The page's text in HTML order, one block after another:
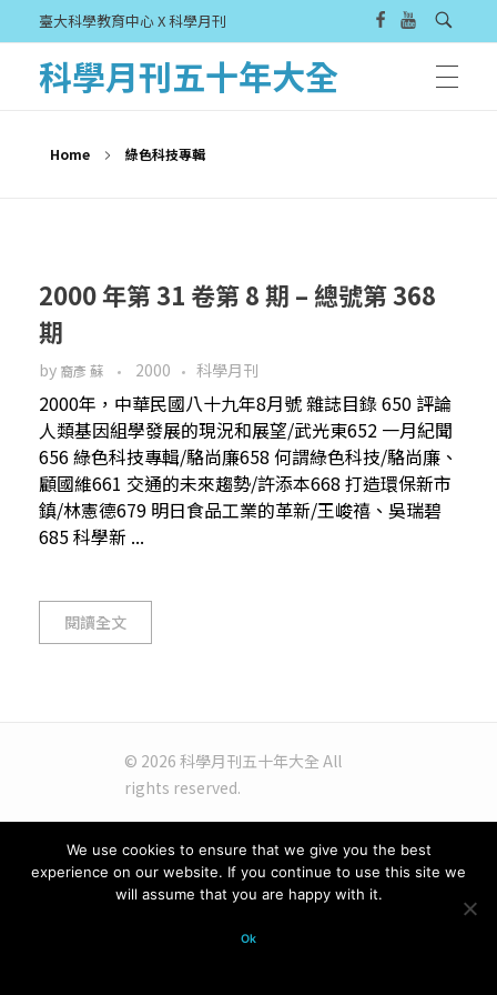
臺大科學教育中心 X 科學月刊
科學月刊五十年大全
Home 綠色科技專輯
2000 年第 31 卷第 8 期 – 總號第 368
期
by 裔彥 蘇 2000 科學月刊
2000年，中華民國八十九年8月號 雜誌目錄 650 評論
人類基因組學發展的現況和展望/武光東652 一月紀聞
656 綠色科技專輯/駱尚廉658 何謂綠色科技/駱尚廉、
顧國維661 交通的未來趨勢/許添本668 打造環保新市
鎮/林憲德679 明日食品工業的革新/王峻禧、吳瑞碧
685 科學新 ...
閱讀全文
© 2026 科學月刊五十年大全 All
rights reserved.
We use cookies to ensure that we give you the best
experience on our website. If you continue to use this site we
will assume that you are happy with it.
Ok